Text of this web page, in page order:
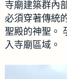
寺廟建築群內
必須穿著傳統
聖殿的神聖。
入寺廟區域。